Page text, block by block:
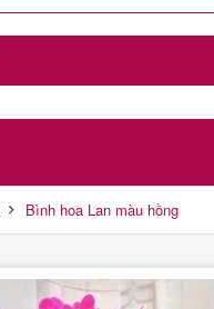
Bình hoa Lan màu hồng